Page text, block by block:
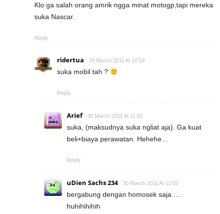
Klo ga salah orang amrik ngga minat motogp,tapi mereka
suka Nascar.
Reply
ridertua 30 March 2011 At 10:56
suka mobil tah ?
Reply
Arief 30 March 2011 At 11:01
suka, (maksudnya suka ngliat aja). Ga kuat
beli+biaya perawatan. Hehehe…
Reply
uDien Sachs 234 30 March 2011 At 11:03
bergabung dengan homosek saja ….
huhihihihih